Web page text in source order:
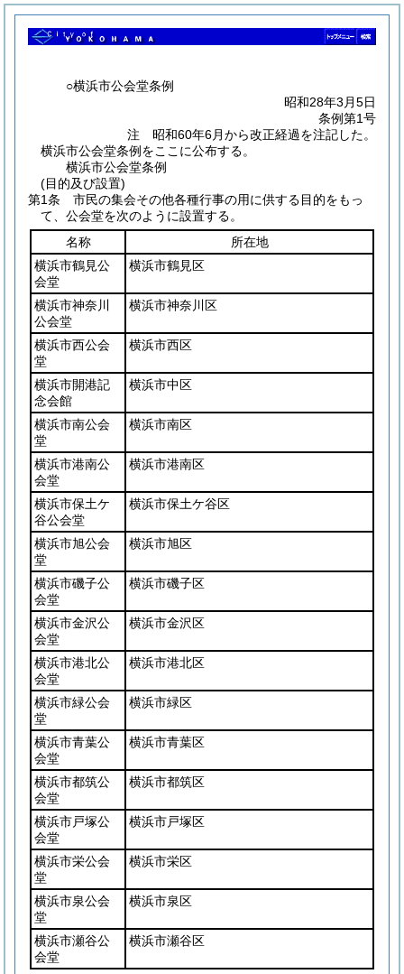
○横浜市公会堂条例
昭和28年3月5日
条例第1号
注 昭和60年6月から改正経過を注記した。
横浜市公会堂条例をここに公布する。
横浜市公会堂条例
(目的及び設置)
第1条
市民の集会その他各種行事の用に供する目的をもっ
て、公会堂を次のように設置する。
名称
所在地
横浜市鶴見公
会堂
横浜市鶴見区
横浜市神奈川
公会堂
横浜市神奈川区
横浜市西公会
堂
横浜市西区
横浜市開港記
念会館
横浜市中区
横浜市南公会
堂
横浜市南区
横浜市港南公
会堂
横浜市港南区
横浜市保土ケ
谷公会堂
横浜市保土ケ谷区
横浜市旭公会
堂
横浜市旭区
横浜市磯子公
会堂
横浜市磯子区
横浜市金沢公
会堂
横浜市金沢区
横浜市港北公
会堂
横浜市港北区
横浜市緑公会
堂
横浜市緑区
横浜市青葉公
会堂
横浜市青葉区
横浜市都筑公
会堂
横浜市都筑区
横浜市戸塚公
会堂
横浜市戸塚区
横浜市栄公会
堂
横浜市栄区
横浜市泉公会
堂
横浜市泉区
横浜市瀬谷公
会堂
横浜市瀬谷区